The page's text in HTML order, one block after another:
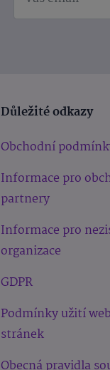
Důležité odkazy
Obchodní
Informace pro
partnery
Informace pro
organizace
GDPR
Podmínky užití
stránek
Obecná pravidla